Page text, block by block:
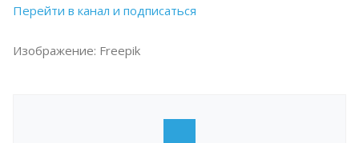
Перейти в канал и подписаться
Изображение: Freepik